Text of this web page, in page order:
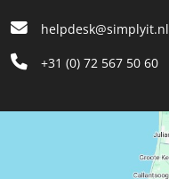
helpdesk@simplyit.nl
+31 (0) 72 567 50 60